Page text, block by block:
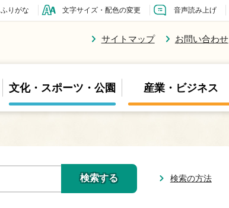
ふりがな 文字サイズ・配色の変更 音声読み上げ
サイトマップ お問い合わせ
文化・スポーツ・公園 産業・ビジネス
検索の方法